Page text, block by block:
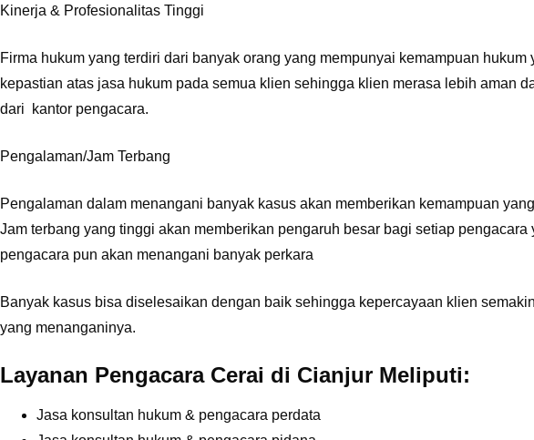
Kinerja & Profesionalitas Tinggi
Firma hukum yang terdiri dari banyak orang yang mempunyai kemampuan
kepastian atas jasa hukum pada semua klien sehingga klien merasa lebih aman
dari kantor pengacara.
Pengalaman/Jam Terbang
Pengalaman dalam menangani banyak kasus akan memberikan kemampuan
Jam terbang yang tinggi akan memberikan pengaruh besar bagi setiap
pengacara pun akan menangani banyak perkara
Banyak kasus bisa diselesaikan dengan baik sehingga kepercayaan klien
yang menanganinya.
Layanan Pengacara Cerai di Cianjur Meliputi:
Jasa konsultan hukum & pengacara perdata